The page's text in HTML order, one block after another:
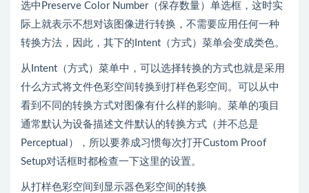
选中Preserve Color Number（保存数量）单选框，这时实
际上就表示不想对该图像进行转换，不需要应用任何一种
转换方法，因此，其下的Intent（方式）菜单会变成类色。
从Intent（方式）菜单中，可以选择转换的方式也就是采用
什么方式将文件色彩空间转换到打样色彩空间。可以从中
看到不同的转换方式对图像有什么样的影响。菜单的项目
通常默认为设备描述文件默认的转换方式（并不总是
Perceptual），所以要养成习惯每次打开Custom Proof
Setup对话框时都检查一下这里的设置。
从打样色彩空间到显示器色彩空间的转换